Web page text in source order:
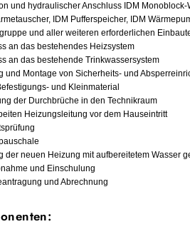
und hydraulischer Anschluss IDM
IDM Pufferspeicher, IDM
und aller weiteren erforderlichen
an das bestehendes Heizsystem
an das bestehende Trinkwassersystem
und Montage von Sicherheits- und
und Kleinmaterial
der Durchbrüche in den Technikraum
Heizungsleitung vor dem Hauseintritt
der neuen Heizung mit aufbereitetem Wasser
und Einschulung
und Abrechnung